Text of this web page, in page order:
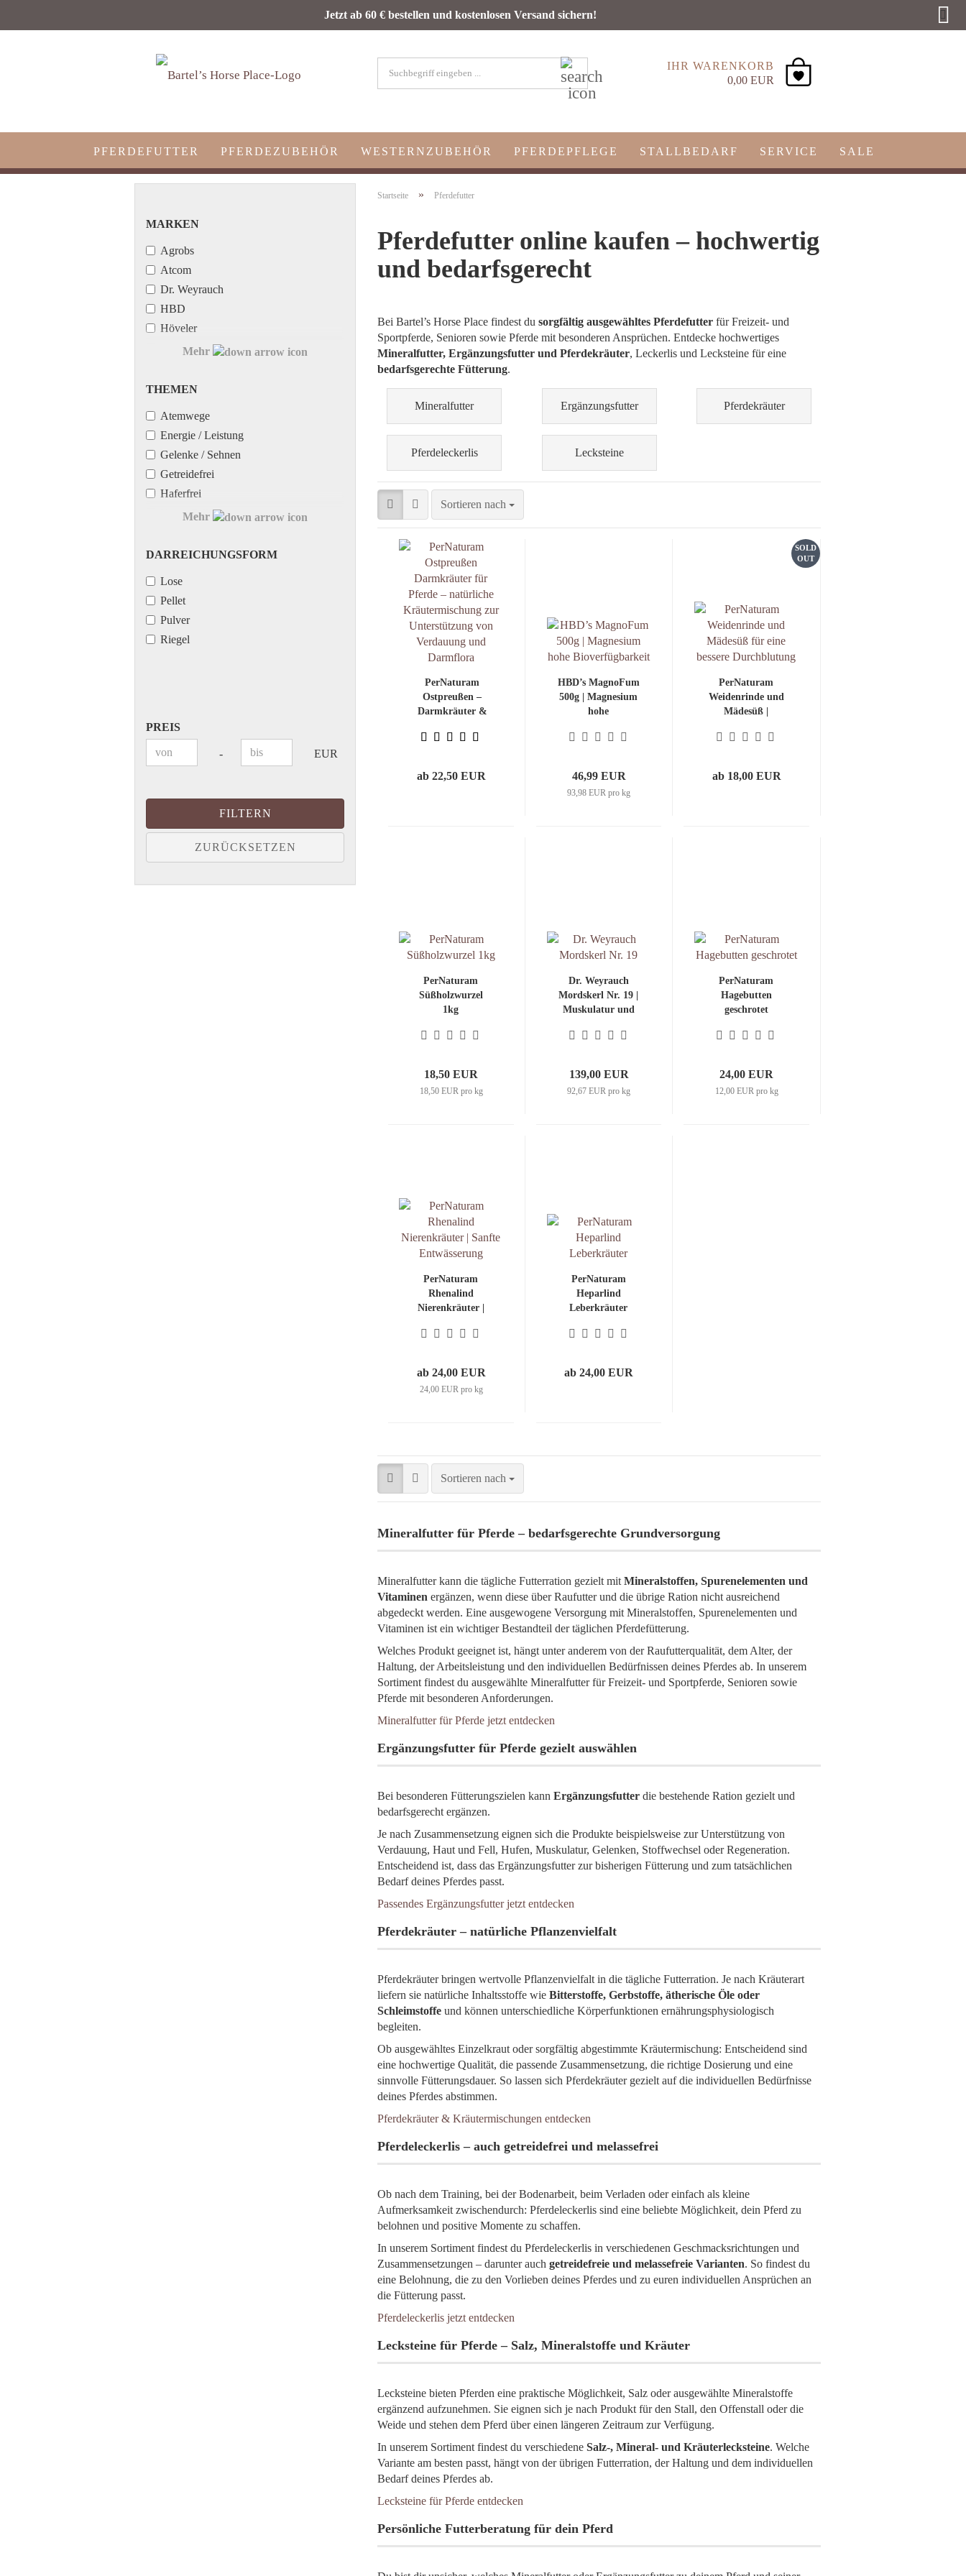
eingeben
...
IHR WARENKORB
0,00 EUR
Jetzt ab 60 € bestellen und kostenlosen Versand sichern!
PFERDEFUTTER PFERDEZUBEHÖR WESTERNZUBEHÖR PFERDEPFLEGE STALLBEDARF SERVICE SALE
Startseite » Pferdefutter
Pferdefutter online kaufen – hochwertig
und bedarfsgerecht
Bei Bartel’s Horse Place findest dusorgfältig ausgewähltes Pferdefutter für Freizeit- und
Sportpferde, Senioren sowie Pferde mit besonderen Ansprüchen. Entdecke hochwertiges
Mineralfutter, Ergänzungsfutter und Pferdekräuter, Leckerlis und Lecksteine für eine
bedarfsgerechte Fütterung.
Mineralfutter Ergänzungsfutter Pferdekräuter
Pferdeleckerlis Lecksteine
Sortieren nach
PerNaturam
Ostpreußen –
Darmkräuter &
für Pferde
ab 22,50 EUR
HBD’s MagnoFum
500g | Magnesium
hohe
46,99 EUR
93,98 EUR pro kg
SOLD
OUT
PerNaturam
Weidenrinde und
Mädesüß |
Durchblutung
ab 18,00 EUR
PerNaturam
Süßholzwurzel
1kg
18,50 EUR
18,50 EUR pro kg
Dr. Weyrauch
Mordskerl Nr. 19 |
Muskulatur und
139,00 EUR
92,67 EUR pro kg
PerNaturam
Hagebutten
geschrotet
24,00 EUR
12,00 EUR pro kg
PerNaturam
Rhenalind
Nierenkräuter |
Entwässerung
ab 24,00 EUR
24,00 EUR pro kg
PerNaturam
Heparlind
Leberkräuter
ab 24,00 EUR
Sortieren nach
Mineralfutter für Pferde – bedarfsgerechte Grundversorgung
Mineralfutter kann die tägliche Futterration gezielt mitMineralstoffen, Spurenelementen und
Vitaminen ergänzen, wenn diese über Raufutter und die übrige Ration nicht ausreichend
abgedeckt werden. Eine ausgewogene Versorgung mit Mineralstoffen, Spurenelementen und
Vitaminen ist ein wichtiger Bestandteil der täglichen Pferdefütterung.
Welches Produkt geeignet ist, hängt unter anderem von der Raufutterqualität, dem Alter, der
Haltung, der Arbeitsleistung und den individuellen Bedürfnissen deines Pferdes ab. In unserem
Sortiment findest du ausgewählte Mineralfutter für Freizeit- und Sportpferde, Senioren sowie
Pferde mit besonderen Anforderungen.
Mineralfutter für Pferde jetzt entdecken
Ergänzungsfutter für Pferde gezielt auswählen
Bei besonderen Fütterungszielen kannErgänzungsfutter die bestehende Ration gezielt und
bedarfsgerecht ergänzen.
Je nach Zusammensetzung eignen sich die Produkte beispielsweise zur Unterstützung von
Verdauung, Haut und Fell, Hufen, Muskulatur, Gelenken, Stoffwechsel oder Regeneration.
Entscheidend ist, dass das Ergänzungsfutter zur bisherigen Fütterung und zum tatsächlichen
Bedarf deines Pferdes passt.
Passendes Ergänzungsfutter jetzt entdecken
Pferdekräuter – natürliche Pflanzenvielfalt
Pferdekräuter bringen wertvolle Pflanzenvielfalt in die tägliche Futterration. Je nach Kräuterart
liefern sie natürliche Inhaltsstoffe wieBitterstoffe, Gerbstoffe, ätherische Öle oder
Schleimstoffeund können unterschiedliche Körperfunktionen ernährungsphysiologisch
begleiten.
Ob ausgewähltes Einzelkraut oder sorgfältig abgestimmte Kräutermischung: Entscheidend sind
eine hochwertige Qualität, die passende Zusammensetzung, die richtige Dosierung und eine
sinnvolle Fütterungsdauer. So lassen sich Pferdekräuter gezielt auf die individuellen Bedürfnisse
deines Pferdes abstimmen.
Pferdekräuter & Kräutermischungen entdecken
Pferdeleckerlis – auch getreidefrei und melassefrei
Ob nach dem Training, bei der Bodenarbeit, beim Verladen oder einfach als kleine
Aufmerksamkeit zwischendurch: Pferdeleckerlis sind eine beliebte Möglichkeit, dein Pferd zu
belohnen und positive Momente zu schaffen.
In unserem Sortiment findest du Pferdeleckerlis in verschiedenen Geschmacksrichtungen und
Zusammensetzungen – darunter auchgetreidefreie und melassefreie Varianten. So findest du
eine Belohnung, die zu den Vorlieben deines Pferdes und zu euren individuellen Ansprüchen an
die Fütterung passt.
Pferdeleckerlis jetzt entdecken
Lecksteine für Pferde – Salz, Mineralstoffe und Kräuter
Lecksteine bieten Pferden eine praktische Möglichkeit, Salz oder ausgewählte Mineralstoffe
ergänzend aufzunehmen. Sie eignen sich je nach Produkt für den Stall, den Offenstall oder die
Weide und stehen dem Pferd über einen längeren Zeitraum zur Verfügung.
In unserem Sortiment findest du verschiedeneSalz-, Mineral- und Kräuterlecksteine. Welche
Variante am besten passt, hängt von der übrigen Futterration, der Haltung und dem individuellen
Bedarf deines Pferdes ab.
Lecksteine für Pferde entdecken
Persönliche Futterberatung für dein Pferd
MARKEN
MARKEN
Agrobs
Atcom
Dr. Weyrauch
HBD
Höveler
Lexa
Likit
PerNaturam
Mehr
THEMEN
THEMEN
Atemwege
Energie / Leistung
Gelenke / Sehnen
Getreidefrei
Haferfrei
Haut / Fell
Huf / Strahl
Leber/Niere
Senior
Stress/Nervosität
Mehr
DARREICHUNGSFORM
DARREICHUNGSFORM
Lose
Pellet
Pulver
Riegel
PREIS
Preis bis - EUR
FILTERN
ZURÜCKSETZEN